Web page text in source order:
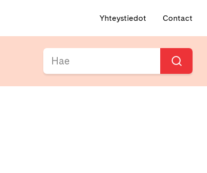
Yhteystiedot Contact